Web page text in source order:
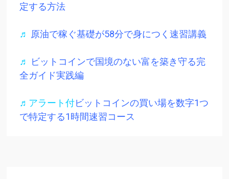
定する方法
♬ 原油で稼ぐ基礎が58分で身につく速習講義
♬
ビットコインで国境のない富を築き守る完
全ガイド実践編
♬アラート付ビットコインの買い場を数字1つ
で特定する1時間速習コース